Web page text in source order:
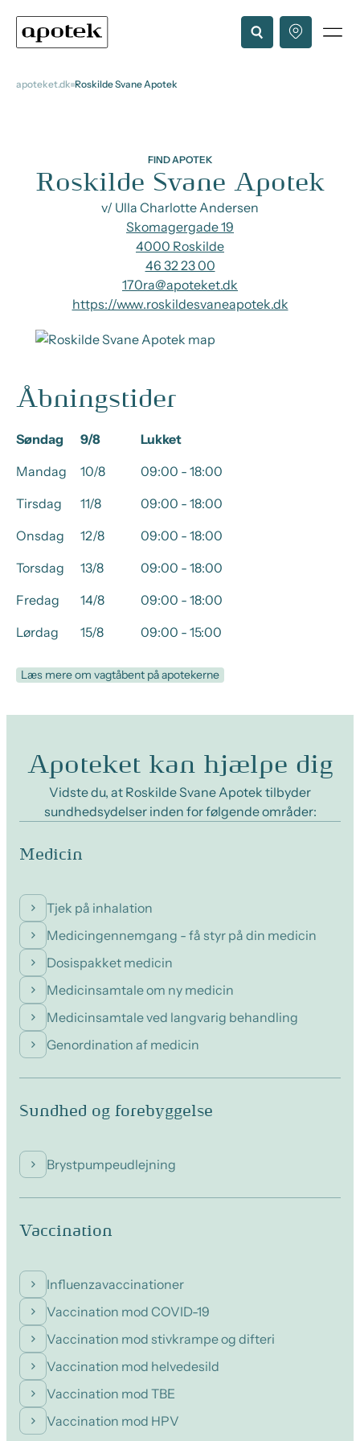
apoteket.dk Roskilde Svane Apotek
FIND APOTEK
Roskilde Svane Apotek
v/ Ulla Charlotte Andersen
Skomagergade 19
4000 Roskilde
46 32 23 00
170ra@apoteket.dk
https://www.roskildesvaneapotek.dk
Åbningstider
Søndag 9/8
Lukket
Mandag
10/8
09:00 - 18:00
Tirsdag
11/8
09:00 - 18:00
Onsdag
12/8
09:00 - 18:00
Torsdag
13/8
09:00 - 18:00
Fredag
14/8
09:00 - 18:00
Lørdag
15/8 09:00 - 15:00
Læs mere om vagtåbent på apotekerne
Apoteket kan hjælpe dig
Vidste du, at Roskilde Svane Apotek tilbyder
sundhedsydelser inden for følgende områder:
Medicin
Tjek på inhalation
Medicingennemgang - få styr på din medicin
Dosispakket medicin
Medicinsamtale om ny medicin
Medicinsamtale ved langvarig behandling
Genordination af medicin
Sundhed og forebyggelse
Brystpumpeudlejning
Vaccination
Influenzavaccinationer
Vaccination mod COVID-19
Vaccination mod stivkrampe og difteri
Vaccination mod helvedesild
Vaccination mod TBE
Vaccination mod HPV